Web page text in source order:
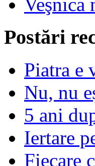
Veşnica
Postări
Piatra e
Nu, nu
5 ani
Iertare
Fiecare